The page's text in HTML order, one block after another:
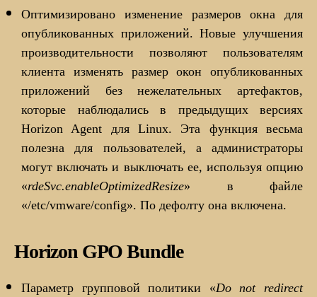
Оптимизировано изменение размеров окна для
опубликованных приложений. Новые улучшения
производительности позволяют пользователям
клиента изменять размер окон опубликованных
приложений без нежелательных артефактов,
которые наблюдались в предыдущих версиях
Horizon Agent для Linux. Эта функция весьма
полезна для пользователей, а администраторы
могут включать и выключать ее, используя опцию
«rdeSvc.enableOptimizedResize» в файле
«/etc/vmware/config». По дефолту она включена.
Horizon GPO Bundle
Параметр групповой политики «Do not redirect